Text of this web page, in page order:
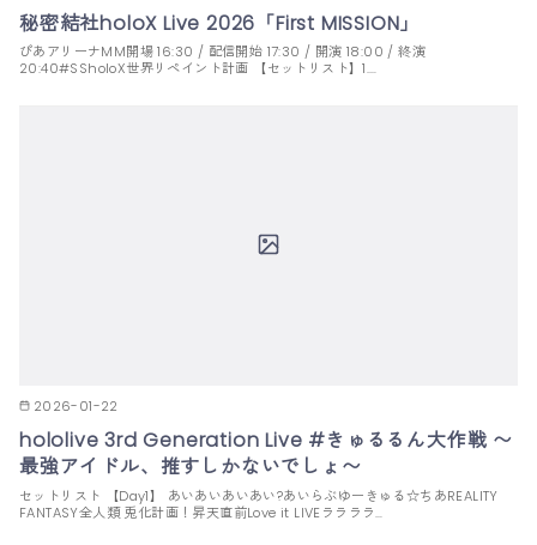
秘密結社holoX Live 2026「First MISSION」
ぴあアリーナMM開場 16:30 / 配信開始 17:30 / 開演 18:00 / 終演
20:40#SSholoX世界リペイント計画 【セットリスト】1.…
2026-01-22
hololive 3rd Generation Live #きゅるるん大作戦 〜
最強アイドル、推すしかないでしょ〜
セットリスト 【Day1】 あいあいあいあい?あいらぶゆーきゅる☆ちあREALITY
FANTASY全人類 兎化計画！昇天直前Love it LIVEララララ…